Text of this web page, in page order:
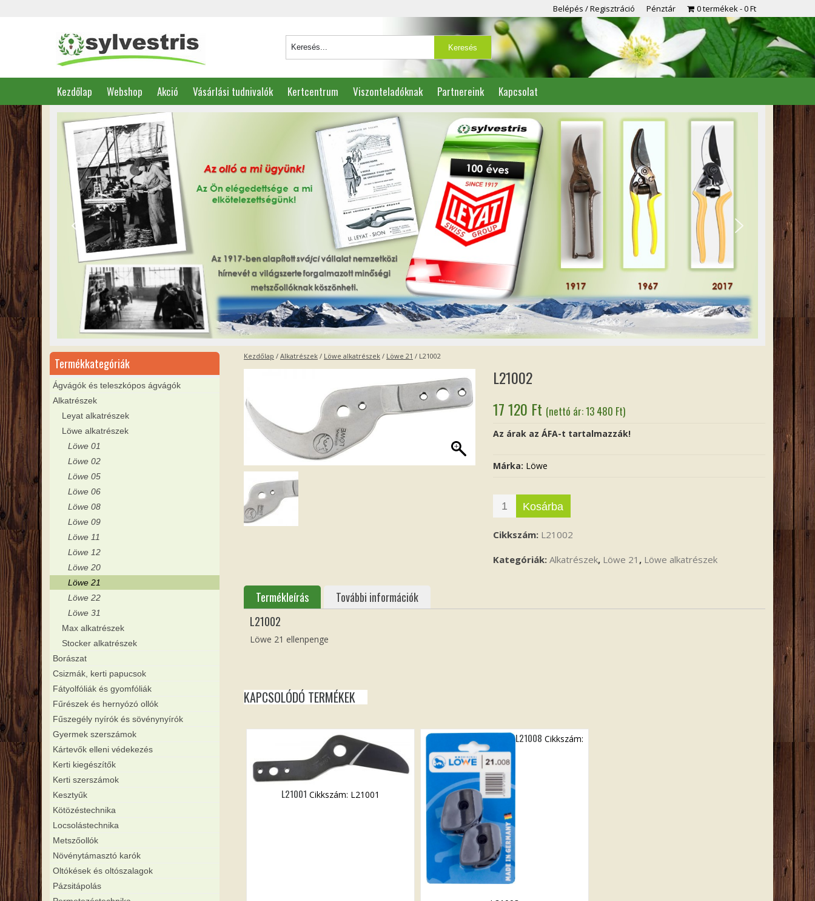
Belépés / Regisztráció Pénztár 0 termékek 0 Ft
Kezdőlap Webshop Akció Vásárlási tudnivalók Kertcentrum Viszonteladóknak Partnereink Kapcsolat
Kezdőlap / Alkatrészek / Löwe alkatrészek / Löwe 21 / L21002
L21002
17 120 Ft (nettó ár:13 480 Ft)
Az árak az ÁFA-t tartalmazzák!
Márka: Löwe
Kosárba
Cikkszám: L21002
Kategóriák: Alkatrészek, Löwe 21 , Löwe alkatrészek
Termékleírás
További információk
L21002
Löwe 21 ellenpenge
KAPCSOLÓDÓ TERMÉKEK
L21001 Cikkszám: L21001
L21008 Cikkszám:
Termékkategóriák
Ágvágók és teleszkópos ágvágók
Alkatrészek
Leyat alkatrészek
Löwe alkatrészek
Löwe 01
Löwe 02
Löwe 05
Löwe 06
Löwe 08
Löwe 09
Löwe 11
Löwe 12
Löwe 20
Löwe 21
Löwe 22
Löwe 31
Max alkatrészek
Stocker alkatrészek
Borászat
Csizmák, kerti papucsok
Fátyolfóliák és gyomfóliák
Fűrészek és hernyózó ollók
Fűszegély nyírók és sövénynyírók
Gyermek szerszámok
Kártevők elleni védekezés
Kerti kiegészítők
Kerti szerszámok
Kesztyűk
Kötözéstechnika
Locsolástechnika
Metszőollók
Növénytámasztó karók
Oltókések és oltószalagok
Pázsitápolás